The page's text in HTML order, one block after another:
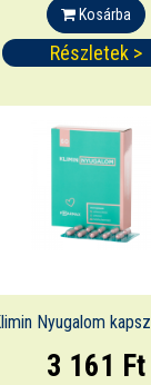
Kosárba
Részletek >
Nyugalom
3 161 Ft